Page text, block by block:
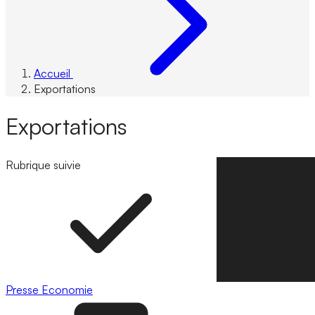
Accueil
Exportations
Exportations
Rubrique suivie
Presse Economie